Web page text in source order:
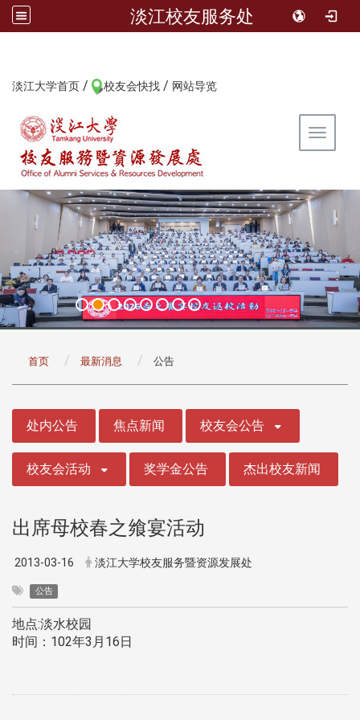
淡江校友服务处
淡江大学首页 / 校友会快找 / 网站导览
Toggle
首页 最新消息 公告
处内公告 焦点新闻 校友会公告
校友会活动 奖学金公告 杰出校友新闻
出席母校春之飨宴活动
2013-03-16 淡江大学校友服务暨资源发展处
公告
地点:淡水校园
时间：102年3月16日